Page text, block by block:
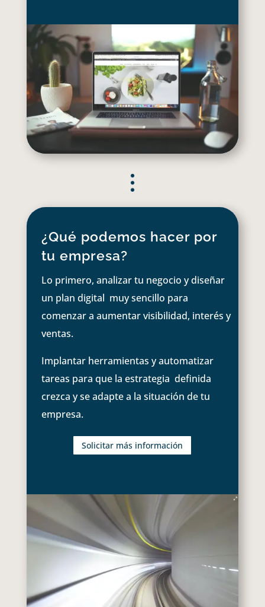
¿Qué podemos hacer por
tu empresa?
Lo primero, analizar tu negocio y diseñar
un plan digital muy sencillo para
comenzar a aumentar visibilidad, interés y
ventas.
Implantar herramientas y automatizar
tareas para que la estrategia definida
crezca y se adapte a la situación de tu
empresa.
Solicitar más información